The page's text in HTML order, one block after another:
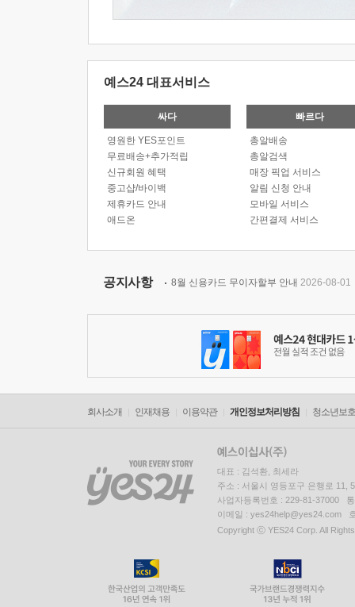
예스24 대표서비스
싸다
영원한 YES포인트
무료배송+추가적립
신규회원 혜택
중고샵/바이백
제휴카드 안내
애드온
빠르다
총알배송
총알검색
매장 픽업 서비스
알림 신청 안내
모바일 서비스
간편결제 서비스
공지사항 8월 신용카드 무이자할부 안내 2026-08-01
회사소개 인재채용 이용약관 개인정보처리방침 청소년보
대표 : 김석환, 최세라
주소 : 서울시 영등포구 은행로 11,
사업자등록번호 : 229-81-37000
이메일 : yes24help@yes24.com
Copyright ⓒ YES24 Corp. All